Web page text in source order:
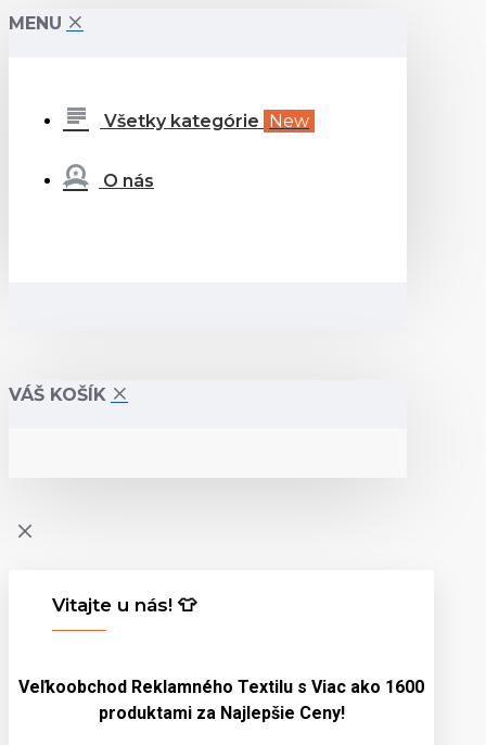
MENU
Všetky kategórie New
O nás
VÁŠ KOŠÍK
Vitajte u nás! 👕
Veľkoobchod Reklamného Textilu s Viac ako 1600
produktami za Najlepšie Ceny!